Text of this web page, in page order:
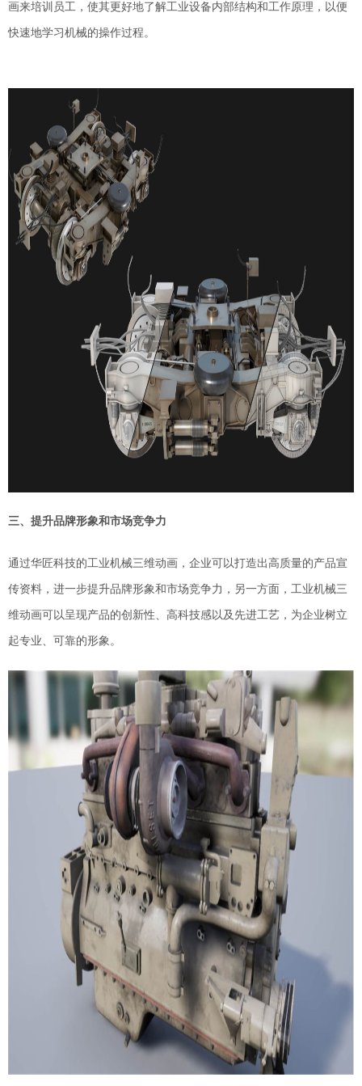
画来培训 员工 ，使其更好地了解工业设备内部结构和工作原理，以便
快速地学习机械的操作过程。
三、提升品牌形象和市场竞争力
通过华匠科技的工业机械三维动画，企业可以打造出高质量的产品宣
传资料，进一步提升品牌形象和市场竞争力，另一方面，工业机械三
维动画可以呈现产品的创新性、高科技感以及先进工艺，为企业树立
起专业、可靠的形象。